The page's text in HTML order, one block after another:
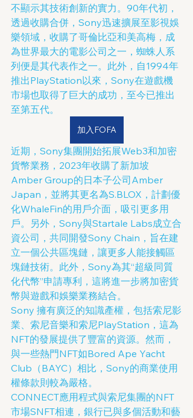
不顯示其技術創新的實力。90年代初，
透過收購合併，Sony迅速擴展至影視娛
樂領域，收購了哥倫比亞和美高梅，成
為世界最大的電影公司之一，蜘蛛人系
列便是其代表作之一。此外，自1994年
推出PlayStation以來，Sony在遊戲機
市場也取得了巨大的成功，至今已推出
至第五代。
加入FOFA
近期，Sony集團開始拓展Web3和加密
貨幣業務，2023年收購了新加坡
Amber Group的日本子公司Amber
Japan，並將其更名為S.BLOX，計劃優
化WhaleFin的用戶介面，吸引更多用
戶。另外，Sony與Startale Labs成立合
資公司，共同開發Sony Chain，旨在建
立一個公共區塊鏈，讓更多人能接觸區
塊鏈技術。此外，Sony為其“超級同質
化代幣”申請專利，這將進一步將加密貨
幣與遊戲和娛樂業務結合。
Sony 擁有廣泛的知識產權，包括索尼影
業、索尼音樂和索尼PlayStation，這為
NFT的發展提供了豐富的資源。然而，
與一些熱門NFT如Bored Ape Yacht
Club（BAYC）相比，Sony的商業使用
權條款則較為嚴格。
CONNECT應用程式與索尼集團的NFT
市場SNFT相連，銀行已與多個活動和藝